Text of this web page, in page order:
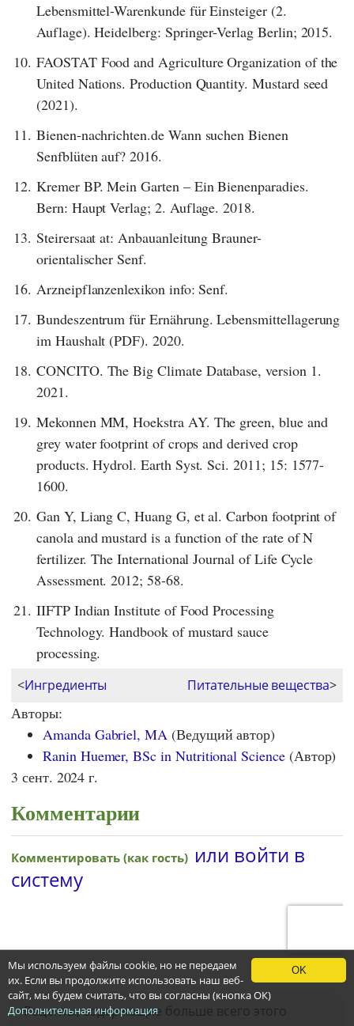
Lebensmittel-Warenkunde für Einsteiger (2.
Auflage). Heidelberg: Springer-Verlag Berlin; 2015.
10. FAOSTAT Food and Agriculture Organization of the
United Nations. Production Quantity. Mustard seed
(2021).
11. Bienen-nachrichten.de Wann suchen Bienen
Senfblüten auf? 2016.
12. Kremer BP. Mein Garten – Ein Bienenparadies.
Bern: Haupt Verlag; 2. Auflage. 2018.
13. Steirersaat at: Anbauanleitung Brauner-
orientalischer Senf.
16. Arzneipflanzenlexikon info: Senf.
17. Bundeszentrum für Ernährung. Lebensmittellagerung
im Haushalt (PDF). 2020.
18. CONCITO. The Big Climate Database, version 1.
2021.
19. Mekonnen MM, Hoekstra AY. The green, blue and
grey water footprint of crops and derived crop
products. Hydrol. Earth Syst. Sci. 2011; 15: 1577-
1600.
20. Gan Y, Liang C, Huang G, et al. Carbon footprint of
canola and mustard is a function of the rate of N
fertilizer. The International Journal of Life Cycle
Assessment. 2012; 58-68.
21. IIFTP Indian Institute of Food Processing
Technology. Handbook of mustard sauce
processing.
<Ингредиенты Питательные вещества>
Авторы:
Amanda Gabriel, MA (Ведущий автор)
Ranin Huemer, BSc in Nutritional Science(Автор)
3 сент. 2024 г.
Комментарии
Рецепты, содержащие больше всего этого
OK
Мы используем файлы cookie, но не передаем
их. Если вы продолжите использовать наш веб-
сайт, мы будем считать, что вы согласны (кнопка ОК)
Дополнительная информация